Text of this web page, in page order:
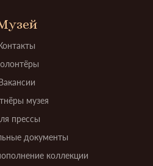
музея
прессы
документы
коллекции